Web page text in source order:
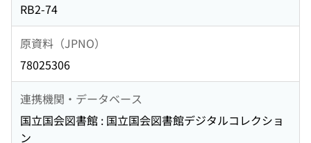
RB2-74
原資料（JPNO）
78025306
連携機関・データベース
国立国会図書館 : 国立国会図書館デジタルコレクショ
ン